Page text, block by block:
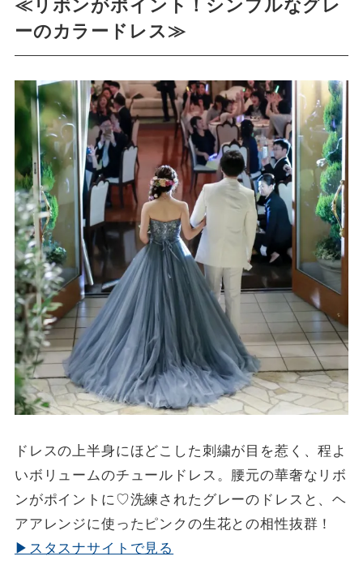
≪リボンがポイント！シンプルなグレ
ーのカラードレス≫
ドレスの上半身にほどこした刺繍が目を惹く、程よ
いボリュームのチュールドレス。腰元の華奢なリボ
ンがポイントに♡洗練されたグレーのドレスと、ヘ
アアレンジに使ったピンクの生花との相性抜群！
▶スタスナサイトで見る